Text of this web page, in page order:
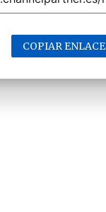
COPIAR ENLACE